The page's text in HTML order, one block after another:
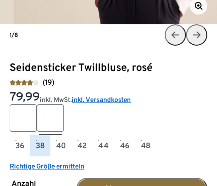
Seidensticker Twillbluse, rosé
(19)
79,99inkl. MwSt.inkl. Versandkosten
36 38 40 42 44 46 48
Richtige Größe ermitteln
Anzahl
1/8